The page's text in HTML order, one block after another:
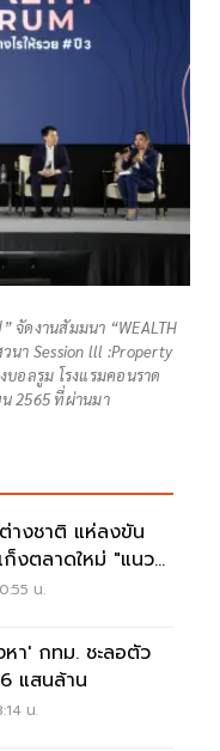
จัดงานสัมมนา “WEALTH
นา Session lll :Property
อลรูม โรงแรมคอนราด
2565 ที่ผ่านมา
แห่ลงขัน
งตลาดใหม่ "แนว
คำ น.
า' กทม. ชะลอตัว
แสนล้าน
น.